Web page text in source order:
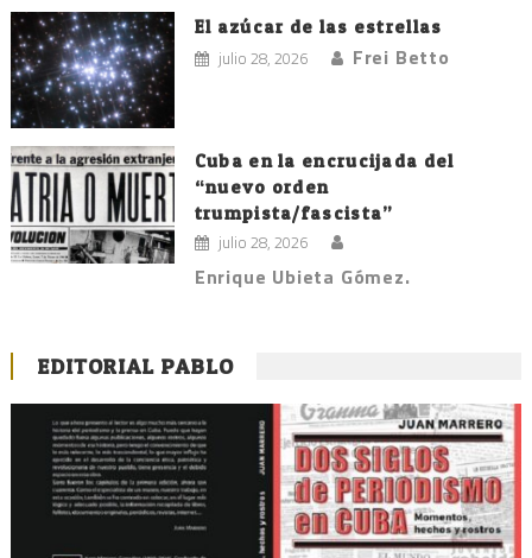
El azúcar de las estrellas
julio 28, 2026 Frei Betto
Cuba en la encrucijada del
“nuevo orden
trumpista/fascista”
julio 28, 2026
Enrique Ubieta Gómez.
EDITORIAL PABLO